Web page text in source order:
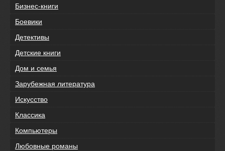
Бизнес-книги
Боевики
Детективы
Детские книги
Дом и семья
Зарубежная литература
Искусство
Классика
Компьютеры
Любовные романы